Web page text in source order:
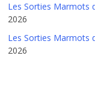
Les Sorties Marmots
2026
Les Sorties Marmots
2026